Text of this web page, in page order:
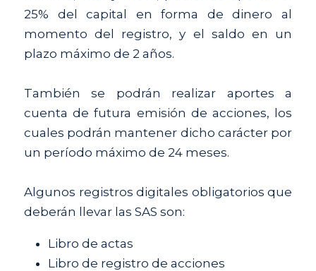
25% del capital en forma de dinero al
momento del registro, y el saldo en un
plazo máximo de 2 años.
También se podrán realizar aportes a
cuenta de futura emisión de acciones, los
cuales podrán mantener dicho carácter por
un período máximo de 24 meses.
Algunos registros digitales obligatorios que
deberán llevar las SAS son:
Libro de actas
Libro de registro de acciones